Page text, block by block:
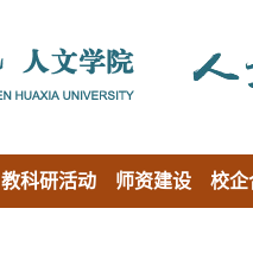
教科研活动 师资建设 校企